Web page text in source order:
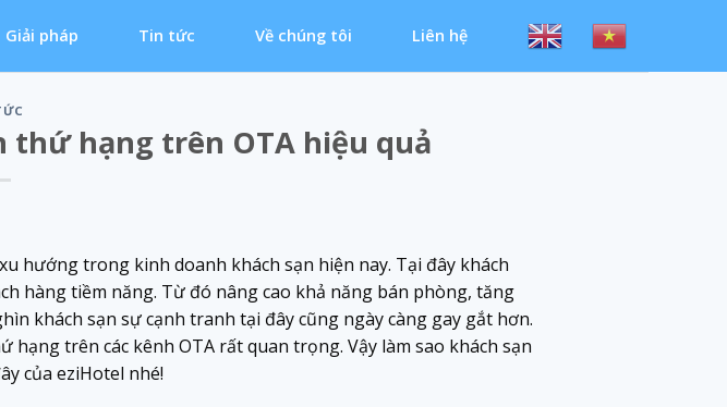
Giải pháp Tin tức Về chúng tôi Liên hệ
thứ hạng trên OTA hiệu quả
hướng trong kinh doanh khách sạn hiện nay. Tại đây khách
hàng tiềm năng. Từ đó nâng cao khả năng bán phòng, tăng
khách sạn sự cạnh tranh tại đây cũng ngày càng gay gắt hơn.
trên các kênh OTA rất quan trọng. Vậy làm sao khách sạn
của eziHotel nhé!